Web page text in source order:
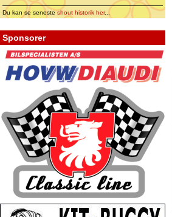
Du kan se senesteshout historik her...
Sponsorer